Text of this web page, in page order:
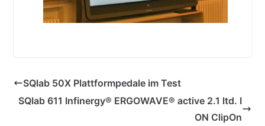
SQlab 50X Plattformpedale im Test
SQlab 611 Infinergy® ERGOWAVE® active 2.1 ltd. I
ON ClipOn